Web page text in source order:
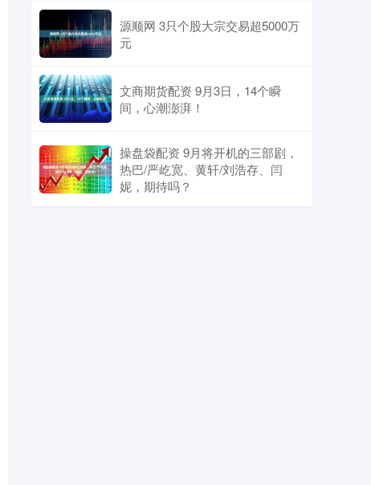
源顺网 3只个股大宗交易超5000万
元
文商期货配资 9月3日，14个瞬
间，心潮澎湃！
操盘袋配资 9月将开机的三部剧，
热巴/严屹宽、黄轩/刘浩存、闫
妮，期待吗？